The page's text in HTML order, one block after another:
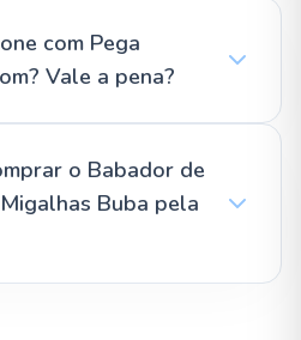
com Pega
Vale a pena?
o Babador de
Buba pela